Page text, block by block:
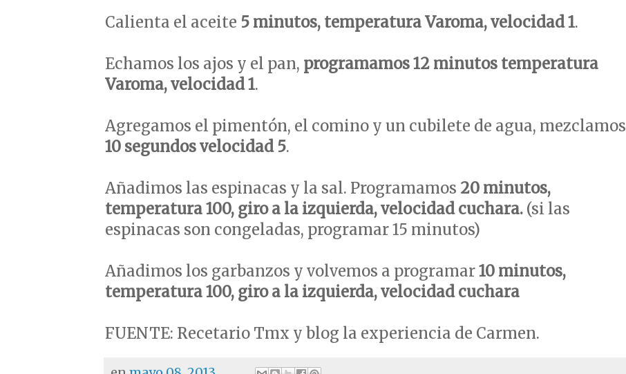
Calienta el aceite 5 minutos, temperatura Varoma, velocidad 1.
Echamos los ajos y el pan, programamos 12 minutos temperatura
Varoma, velocidad 1.
Agregamos el pimentón, el comino y un cubilete de agua, mezclamos
10 segundos velocidad 5.
Añadimos las espinacas y la sal. Programamos 20 minutos,
temperatura 100, giro a la izquierda, velocidad cuchara. (si las
espinacas son congeladas, programar 15 minutos)
Añadimos los garbanzos y volvemos a programar10 minutos,
temperatura 100, giro a la izquierda, velocidad cuchara
FUENTE: Recetario Tmx y blog la experiencia de Carmen.